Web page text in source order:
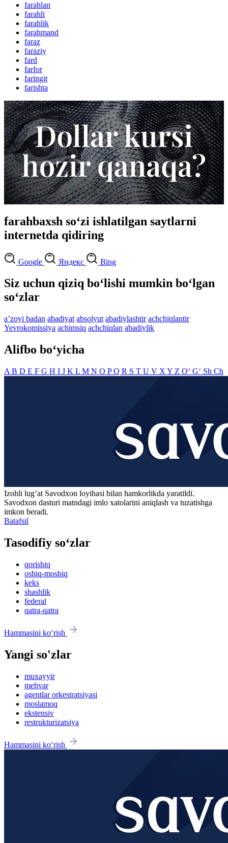
farahlan
farahli
farahlik
farahmand
faraz
faraziy
fard
farfor
faringit
farishta
farahbaxsh so‘zi ishlatilgan saytlarni
internetda qidiring
Google Яндекс Bing
Siz uchun qiziq bo‘lishi mumkin bo‘lgan
so‘zlar
aʼzoyi badan abadiyat absolyut abadiylashtir achchiqlantir
Yevrokomissiya achimsiq achchiqlan abadiylik
Alifbo bo‘yicha
A B D E F G H I J K L M N O PQ R S T U V X Y Z O‘ G‘ Sh Ch
Izohli lugʻat Savodxon loyihasi bilan hamkorlikda yaratildi.
Savodxon dasturi matndagi imlo xatolarini aniqlash va tuzatishga
imkon beradi.
Batafsil
Tasodifiy so‘zlar
qorishiq
oshiq-moshiq
keks
shashlik
federal
qatra-qatra
Hammasini ko‘rish
Yangi so'zlar
muxayyir
mehvar
agentlar orkestratsiyasi
moslamoq
ekstensiv
restrukturizatsiya
Hammasini ko‘rish